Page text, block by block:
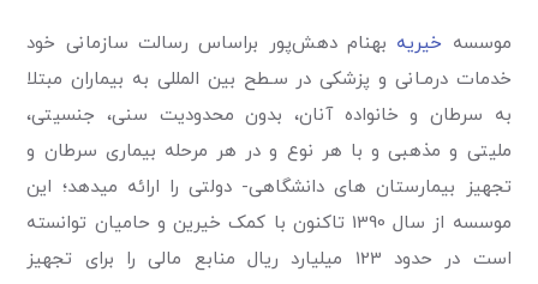
موسسه خیریه بهنام دهش‌پور براساس رسالت سازمانی خود
خدمات درمـانی و پزشکی در سـطح بین المللی به بیماران مبتلا
به سرطان و خانواده آنان، بدون محدودیت سنی، جنسیتی،
ملیتی و مذهبی و با هر نوع و در هر مرحله بیماری سرطان و
تجهیز بیمارستان های دانشگاهی- دولتی را ارائه می­دهد؛ این
موسسه از سال 1390 تاکنون با کمک خیرین و حامیان توانسته
است در حدود 123 میلیارد ریال منابع مالی را برای تجهیز